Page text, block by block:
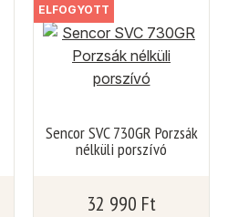
ELFOGYOTT
Sencor SVC 730GR Porzsák
nélküli porszívó
32 990 Ft